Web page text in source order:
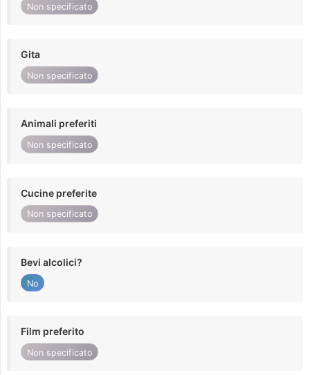
Non specificato
Gita
Non specificato
Animali preferiti
Non specificato
Cucine preferite
Non specificato
Bevi alcolici?
No
Film preferito
Non specificato